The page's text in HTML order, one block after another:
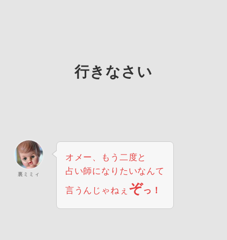
行きなさい
裏ミミィ
オメー、もう二度と
占い師になりたいなんて
言うんじゃねぇ ぞっ！